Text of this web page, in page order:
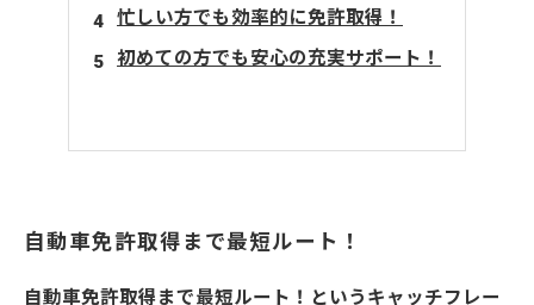
忙しい方でも効率的に免許取得！
初めての方でも安心の充実サポート！
自動車免許取得まで最短ルート！
自動車免許取得まで最短ルート！というキャッチフレー